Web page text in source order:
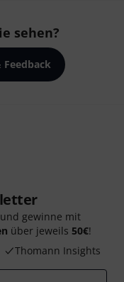
sehen?
Feedback
gewinne mit
über jeweils 50€!
Thomann Insights